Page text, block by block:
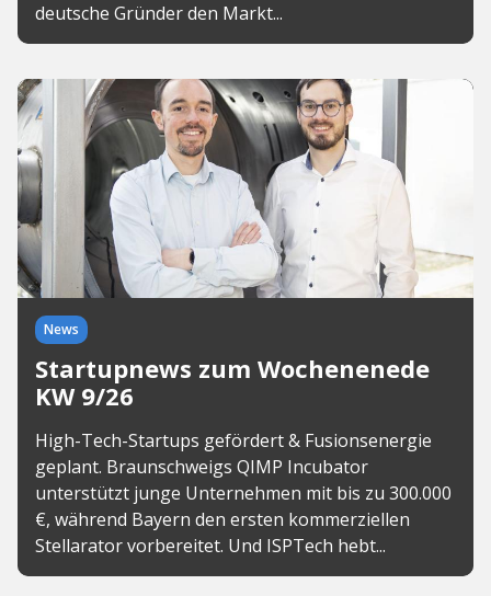
deutsche Gründer den Markt...
News
Startupnews zum Wochenenede
KW 9/26
High-Tech-Startups gefördert & Fusionsenergie
geplant. Braunschweigs QIMP Incubator
unterstützt junge Unternehmen mit bis zu 300.000
€, während Bayern den ersten kommerziellen
Stellarator vorbereitet. Und ISPTech hebt...